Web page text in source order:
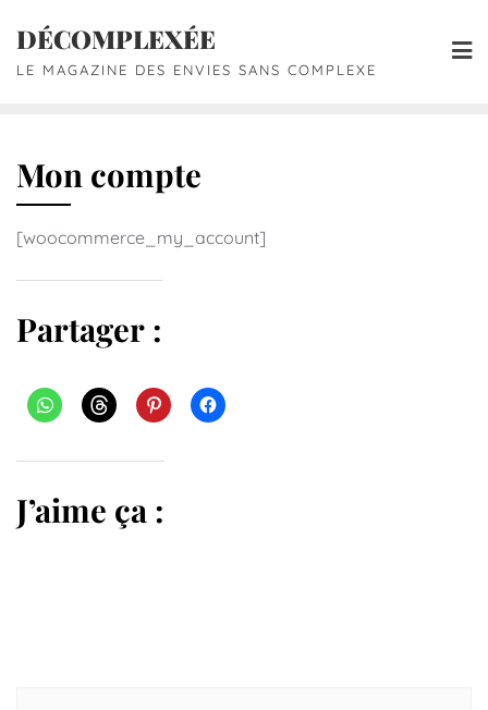
DÉCOMPLEXÉE
LE MAGAZINE DES ENVIES SANS COMPLEXE
Mon compte
[woocommerce_my_account]
Partager :
J’aime ça :